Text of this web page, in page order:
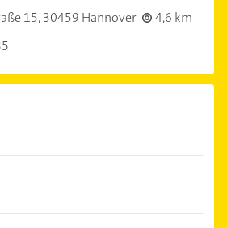
15,30459 Hannover
4,6 km